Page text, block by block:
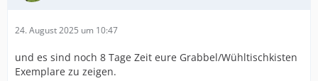
24. August 2025 um 10:47
und es sind noch 8 Tage Zeit eure Grabbel/Wühltischkisten
Exemplare zu zeigen.